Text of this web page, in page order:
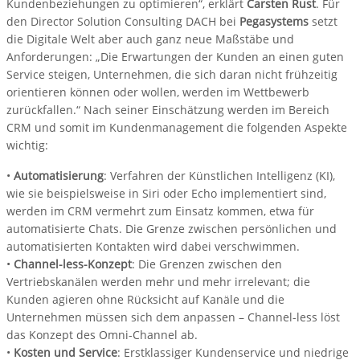
Kundenbeziehungen zu optimieren“, erklärt Carsten Rust. Für
den Director Solution Consulting DACH bei Pegasystems setzt
die Digitale Welt aber auch ganz neue Maßstäbe und
Anforderungen: „Die Erwartungen der Kunden an einen guten
Service steigen, Unternehmen, die sich daran nicht frühzeitig
orientieren können oder wollen, werden im Wettbewerb
zurückfallen.“ Nach seiner Einschätzung werden im Bereich
CRM und somit im Kundenmanagement die folgenden Aspekte
wichtig:
• Automatisierung: Verfahren der Künstlichen Intelligenz (KI),
wie sie beispielsweise in Siri oder Echo implementiert sind,
werden im CRM vermehrt zum Einsatz kommen, etwa für
automatisierte Chats. Die Grenze zwischen persönlichen und
automatisierten Kontakten wird dabei verschwimmen.
• Channel-less-Konzept: Die Grenzen zwischen den
Vertriebskanälen werden mehr und mehr irrelevant; die
Kunden agieren ohne Rücksicht auf Kanäle und die
Unternehmen müssen sich dem anpassen – Channel-less löst
das Konzept des Omni-Channel ab.
• Kosten und Service: Erstklassiger Kundenservice und niedrige